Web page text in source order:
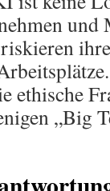
und
ethische
„Big